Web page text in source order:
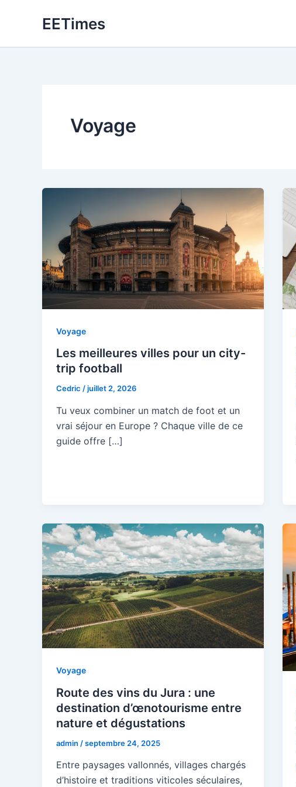
EETimes
Voyage
Voyage
Les meilleures villes pour un city-
trip football
Cedric /juillet 2, 2026
Tu veux combiner un match de foot et un
vrai séjour en Europe ? Chaque ville de ce
guide offre […]
Voyage
Route des vins du Jura : une
destination d’œnotourisme entre
nature et dégustations
admin /septembre 24, 2025
Entre paysages vallonnés, villages chargés
d’histoire et traditions viticoles séculaires,